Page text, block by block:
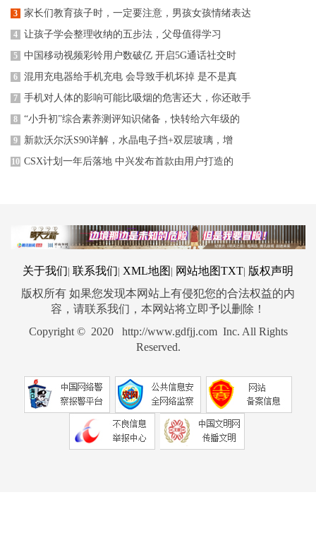
3 家长们教育孩子时，一定要注意，男孩女孩情绪表达
4 让孩子学会整理收纳的五步法，父母值得学习
5 中国移动视频彩铃用户数破亿 开启5G通话社交时
6 混用充电器给手机充电 会导致手机坏掉 是不是真
7 手机对人体的影响可能比吸烟的危害还大，你还敢手
8 “小升初”综合素养测评知识储备，快转给六年级的
9 新款沃尔沃S90详解，水晶电子挡+双层玻璃，增
10 CSX计划一年后落地 中兴发布首款由用户打造的
关于我们 联系我们 XML地图 网站地图TXT 版权声明
版权所有 如果您发现本网站上有侵犯您的合法权益的内
容，请联系我们，本网站将立即予以删除！
Copyright © 2020 http://www.gdfjj.com Inc. All Rights
Reserved.